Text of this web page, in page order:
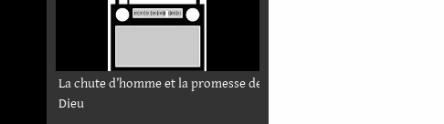
La chute d’homme et la promesse de
Dieu